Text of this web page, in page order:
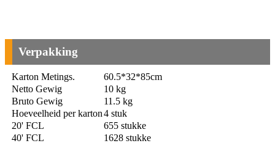
Verpakking
Karton Metings.
60.5*32*85cm
Netto Gewig
10 kg
Bruto Gewig
11.5 kg
Hoeveelheid per karton4 stuk
20' FCL
655 stukke
40' FCL
1628 stukke